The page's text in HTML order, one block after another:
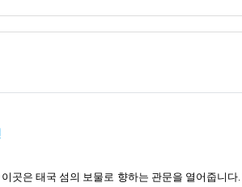
곳은 태국 섬의 보물로 향하는 관문을 열어줍니다.